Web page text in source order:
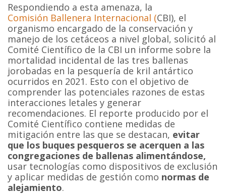
Respondiendo a esta amenaza, la
Comisión Ballenera Internacional (CBI), el
organismo encargado de la conservación y
manejo de los cetáceos a nivel global, solicitó al
Comité Científico de la CBI un informe sobre la
mortalidad incidental de las tres ballenas
jorobadas en la pesquería de kril antártico
ocurridos en 2021. Esto con el objetivo de
comprender las potenciales razones de estas
interacciones letales y generar
recomendaciones. El reporte producido por el
Comité Científico contiene medidas de
mitigación entre las que se destacan, evitar
que los buques pesqueros se acerquen a las
congregaciones de ballenas alimentándose,
usar tecnologías como dispositivos de exclusión
y aplicar medidas de gestión como normas de
alejamiento.